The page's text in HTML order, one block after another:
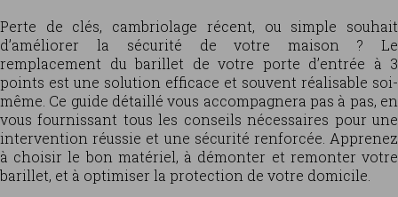
Perte de clés, cambriolage récent, ou simple souhait
d’améliorer la sécurité de votre maison ? Le
remplacement du barillet de votre porte d’entrée à 3
points est une solution efficace et souvent réalisable soi-
même. Ce guide détaillé vous accompagnera pas à pas, en
vous fournissant tous les conseils nécessaires pour une
intervention réussie et une sécurité renforcée. Apprenez
à choisir le bon matériel, à démonter et remonter votre
barillet, et à optimiser la protection de votre domicile.